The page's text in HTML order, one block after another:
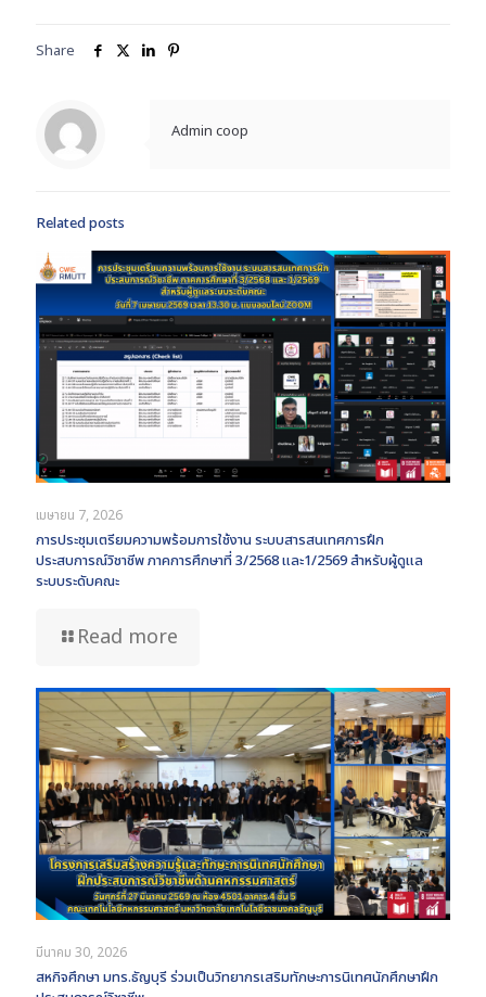
Share
Admin coop
Related posts
เมษายน 7, 2026
การประชุมเตรียมความพร้อมการใช้งาน ระบบสารสนเทศการฝึก
ประสบการณ์วิชาชีพ ภาคการศึกษาที่ 3/2568 และ1/2569 สำหรับผู้ดูแล
ระบบระดับคณะ
Read more
มีนาคม 30, 2026
สหกิจศึกษา มทร.ธัญบุรี ร่วมเป็นวิทยากรเสริมทักษะการนิเทศนักศึกษาฝึก